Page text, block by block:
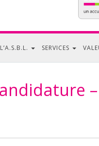
L’A.S.B.L. SERVICES